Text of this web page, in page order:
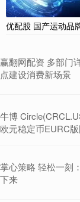
优配股 国产运动品
赢翻网配资 多部门
点建设消费新场景
牛博
欧元稳定币EURC
掌心策略 轻松一刻
下来